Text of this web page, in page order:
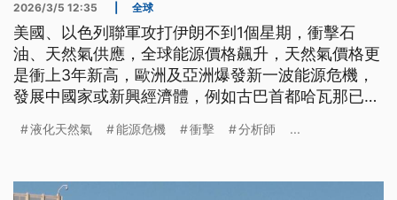
2026/3/5 12:35 全球
美國、以色列聯軍攻打伊朗不到1個星期，衝擊石
油、天然氣供應，全球能源價格飆升，天然氣價格更
是衝上3年新高，歐洲及亞洲爆發新一波能源危機，
發展中國家或新興經濟體，例如古巴首都哈瓦那已有
液化天然氣 能源危機 衝擊 分析師 ...